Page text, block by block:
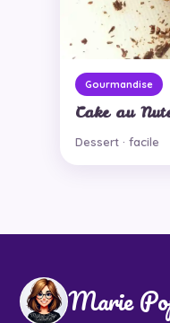
Gourmandise
Cake au
Dessert · facile
Marie